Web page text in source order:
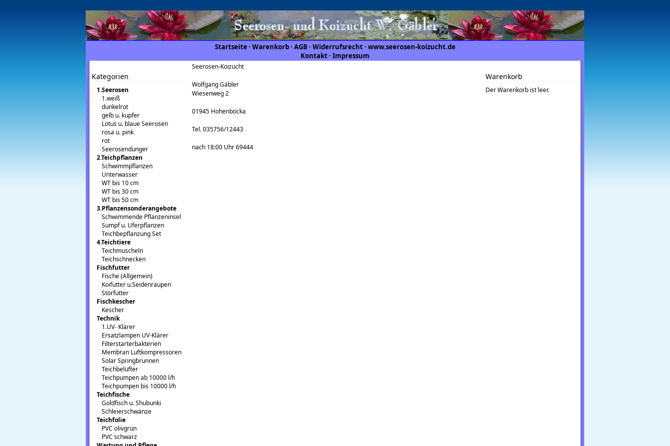
Startseite· Warenkorb· AGB · Widerrufsrecht· www.seerosen-koizucht.de
Kontakt· Impressum
Kategorien
1.Seerosen
1.weiß
dunkelrot
gelb u. kupfer
Lotus u. blaue Seerosen
rosa u. pink
rot
Seerosendünger
2.Teichpflanzen
Schwimmpflanzen
Unterwasser
WT bis 10 cm
WT bis 30 cm
WT bis 50 cm
3.Pflanzensonderangebote
Schwimmende Pflanzeninsel
Sumpf u. Uferpflanzen
Teichbepflanzung Set
4.Teichtiere
Teichmuscheln
Teichschnecken
Fischfutter
Fische (Allgemein)
Koifutter u.Seidenraupen
Störfutter
Fischkescher
Kescher
Technik
1.UV- Klärer
Ersatzlampen UV-Klärer
Filterstarterbakterien
Membran Luftkompressoren
Solar Springbrunnen
Teichbelüfter
Teichpumpen ab 10000 l/h
Teichpumpen bis 10000 l/h
Teichfische
Goldfisch u. Shubunki
Schleierschwänze
Teichfolie
PVC olivgrün
PVC schwarz
Seerosen-Koizucht
Wolfgang Gäbler
Wiesenweg 2
01945 Hohenbocka
Tel. 035756/12443
nach 18:00 Uhr 69444
Warenkorb
Der Warenkorb ist leer.